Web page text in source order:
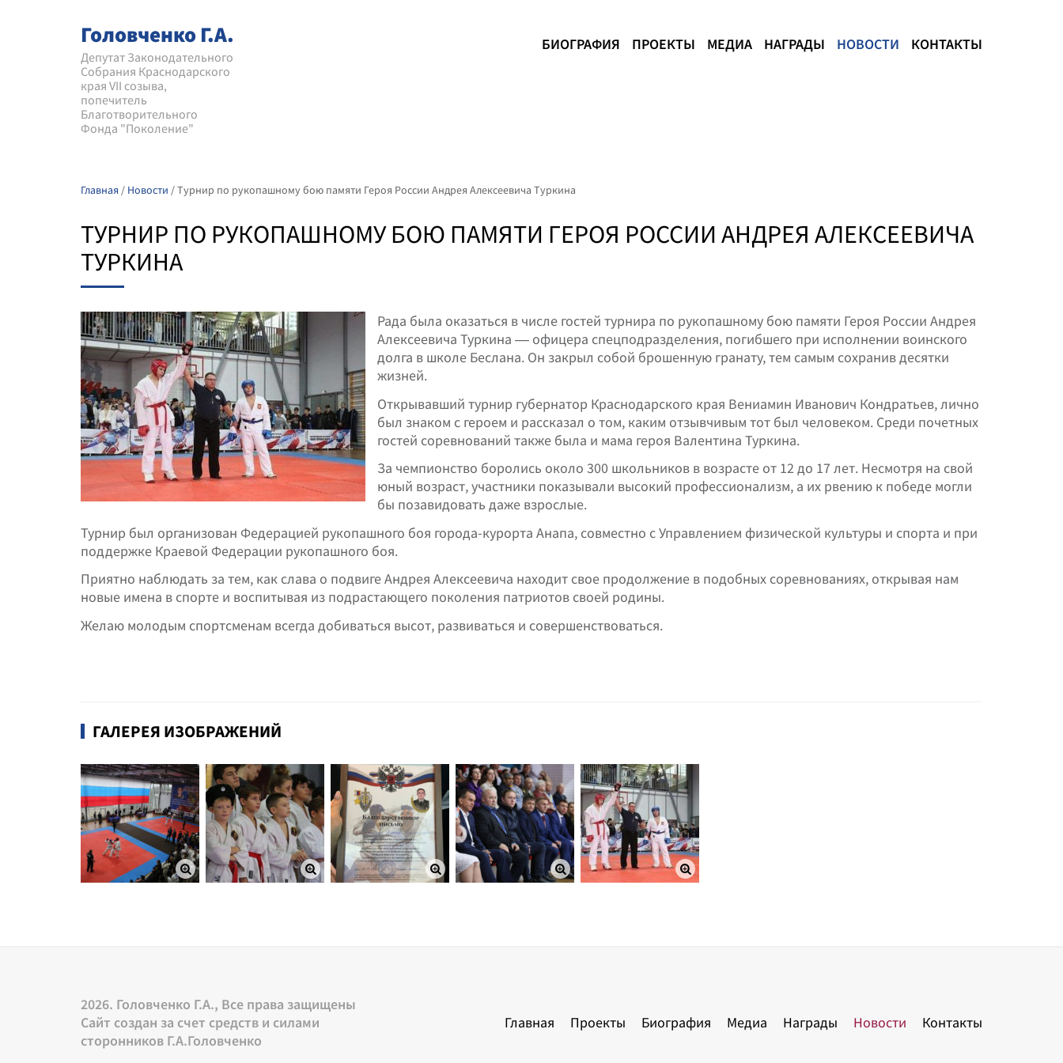
Головченко Г.А.
Депутат Законодательного
Собрания Краснодарского
края VII созыва,
попечитель
Благотворительного
Фонда "Поколение"
БИОГРАФИЯ ПРОЕКТЫ МЕДИА НАГРАДЫ НОВОСТИ КОНТАКТЫ
Главная / Новости /Турнир по рукопашному бою памяти Героя России Андрея Алексеевича Туркина
ТУРНИР ПО РУКОПАШНОМУ БОЮ ПАМЯТИ ГЕРОЯ РОССИИ АНДРЕЯ АЛЕКСЕЕВИЧА
ТУРКИНА
Рада была оказаться в числе гостей турнира по рукопашному бою памяти Героя России Андрея
Алексеевича Туркина — офицера спецподразделения, погибшего при исполнении воинского
долга в школе Беслана. Он закрыл собой брошенную гранату, тем самым сохранив десятки
жизней.
Открывавший турнир губернатор Краснодарского края Вениамин Иванович Кондратьев, лично
был знаком с героем и рассказал о том, каким отзывчивым тот был человеком. Среди почетных
гостей соревнований также была и мама героя Валентина Туркина.
За чемпионство боролись около 300 школьников в возрасте от 12 до 17 лет. Несмотря на свой
юный возраст, участники показывали высокий профессионализм, а их рвению к победе могли
бы позавидовать даже взрослые.
Турнир был организован Федерацией рукопашного боя города-курорта Анапа, совместно с Управлением физической культуры и спорта и при
поддержке Краевой Федерации рукопашного боя.
Приятно наблюдать за тем, как слава о подвиге Андрея Алексеевича находит свое продолжение в подобных соревнованиях, открывая нам
новые имена в спорте и воспитывая из подрастающего поколения патриотов своей родины.
Желаю молодым спортсменам всегда добиваться высот, развиваться и совершенствоваться.
ГАЛЕРЕЯ ИЗОБРАЖЕНИЙ
2026. Головченко Г.А., Все права защищены
Сайт создан за счет средств и силами
сторонников Г.А.Головченко
Главная Проекты Биография Медиа Награды Новости Контакты